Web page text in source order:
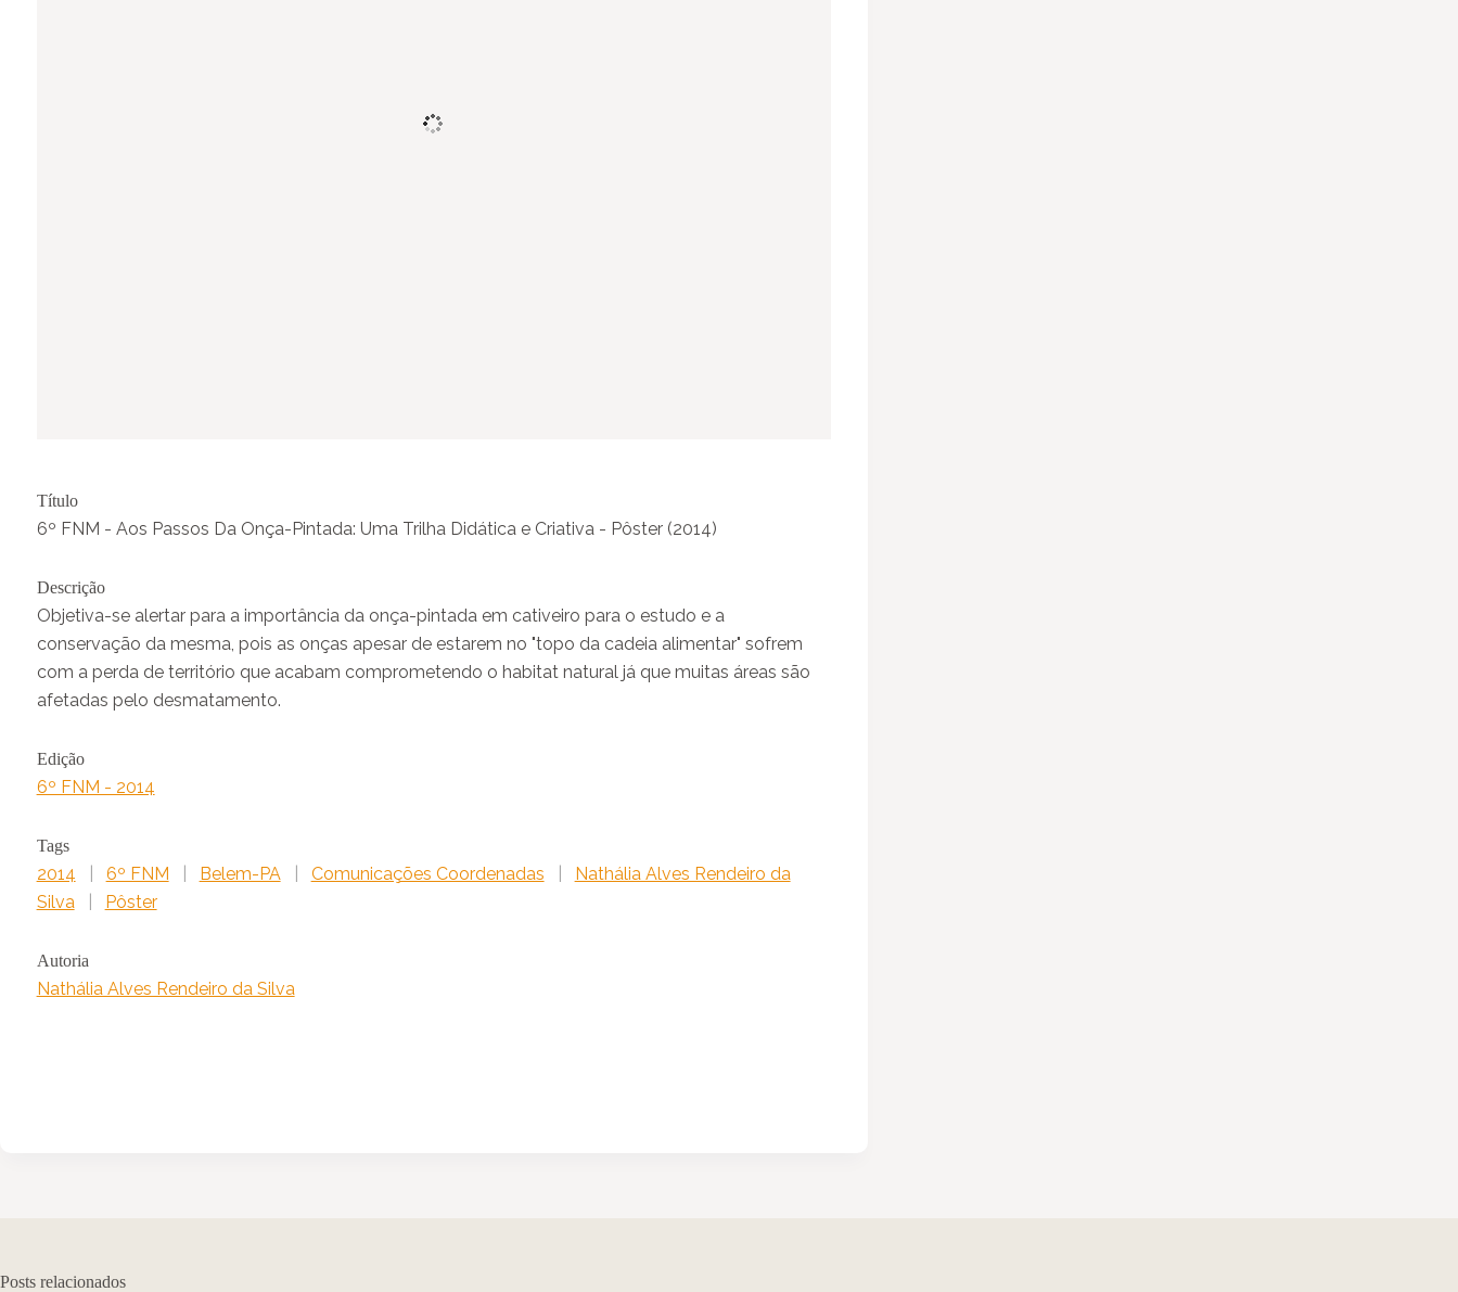
Título
6º FNM - Aos Passos Da Onça-Pintada: Uma Trilha Didática e Criativa - Pôster (2014)
Descrição
Objetiva-se alertar para a importância da onça-pintada em cativeiro para o estudo e a
conservação da mesma, pois as onças apesar de estarem no "topo da cadeia alimentar" sofrem
com a perda de território que acabam comprometendo o habitat natural já que muitas áreas são
afetadas pelo desmatamento.
Edição
6º FNM - 2014
Tags
2014 6º FNM Belem-PA Comunicações Coordenadas
Nathália Alves Rendeiro da
Silva
Pôster
Autoria
Nathália Alves Rendeiro da Silva
Posts relacionados